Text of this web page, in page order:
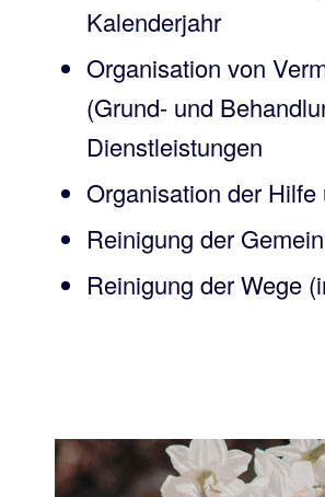
Kalenderjahr
Organisation von
(Grund- und
Dienstleistungen
Organisation der
Reinigung der
Reinigung der Wege